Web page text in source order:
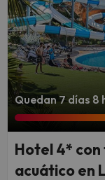
Quedan 7 días 8
Hotel 4*
acuático en